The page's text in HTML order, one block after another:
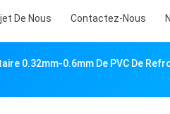
De Nous Contactez-Nous
0.32mm-0.6mm De PVC De